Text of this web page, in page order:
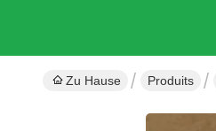
Zu Hause Produits